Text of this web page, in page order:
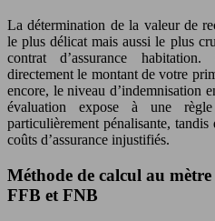
La détermination de la valeur de
le plus délicat mais aussi le plus
contrat d’assurance
directement le montant de votre
encore, le niveau d’indemnisation
évaluation expose à une
particulièrement pénalisante, tandis
coûts d’assurance injustifiés.
Méthode de calcul au mètre
FFB et FNB